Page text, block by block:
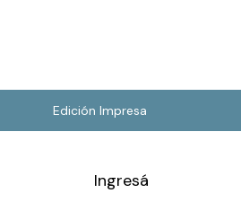
Edición Impresa
Ingresá